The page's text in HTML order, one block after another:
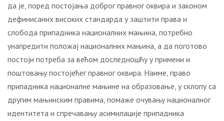
да је, поред постојања доброг правног оквира и законом
дефинисаних високих стандарда у заштити права и
слобода припадника националних мањина, потребно
унапредити положај националних мањина, а да поготово
постоји потреба за већом доследношћу у примени и
поштовању постојећег правног оквира. Наиме, право
припадника националне мањине на образовање, у склопу са
другим мањинским правима, помаже очувању националног
идентитета и спречавању асимилације припадника